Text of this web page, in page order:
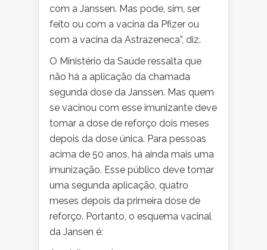
com a Janssen. Mas pode, sim, ser
feito ou com a vacina da Pfizer ou
com a vacina da Astrazeneca”, diz.
O Ministério da Saúde ressalta que
não há a aplicação da chamada
segunda dose da Janssen. Mas quem
se vacinou com esse imunizante deve
tomar a dose de reforço dois meses
depois da dose única. Para pessoas
acima de 50 anos, há ainda mais uma
imunização. Esse público deve tomar
uma segunda aplicação, quatro
meses depois da primeira dose de
reforço. Portanto, o esquema vacinal
da Jansen é: